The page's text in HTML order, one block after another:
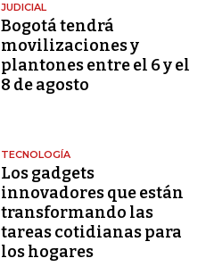
JUDICIAL
Bogotá tendrá
movilizaciones y
plantones entre el 6 y el
8 de agosto
TECNOLOGÍA
Los gadgets
innovadores que están
transformando las
tareas cotidianas para
los hogares